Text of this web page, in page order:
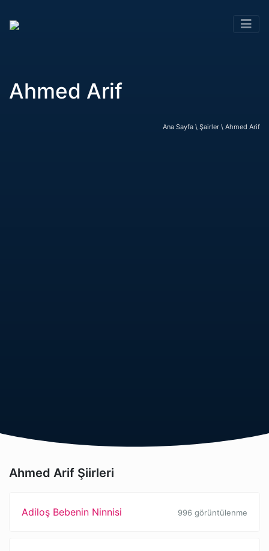
Ahmed Arif
Ana Sayfa \ Şairler \ Ahmed Arif
Ahmed Arif Şiirleri
Adiloş Bebenin Ninnisi 996 görüntülenme